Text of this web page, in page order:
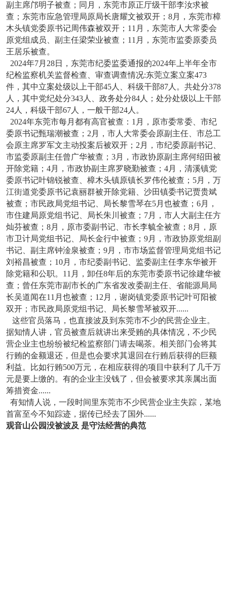
副主席邝明子被查；同月，东莞市原正厅级干部李汝求被
查；东莞市应急管理局原局长唐耀文被双开；8月，东莞市樟
木头镇党委原书记周伟森被双开；11月，东莞市人大常委会
原党组成员、副主任梁荣业被查；11月，东莞市监委原委员
王居乐被查。
2024年7月28日，东莞市纪委监委通报的2024年上半年全市
纪检监察机关监督检查、审查调查情况:东莞立案立案473
件，其中立案处级以上干部45人、科级干部87人。共处分378
人，其中党纪处分343人、政务处分84人；处分处级以上干部
24人，科级干部67人，一般干部24人。
2024年东莞市每月都有高官被查：1月，原市委常委、市纪
委原书记甄瑞潮被查；2月，市人大常委会原副主任、市总工
会原主席罗军文主动投案后被双开；2月，市纪委原副书记、
市监委原副主任曾广华被查；3月，市政协原副主席何绍田被
开除党籍；4月，市政协副主席罗晓勤被查；4月，清溪镇党
委原书记叶锦锐被查、樟木头镇原镇长罗伟伦被查；5月，万
江街道党委原书记袁丽群被开除党籍、沙田镇委书记贾贵斌
被查；市民政局党组书记、局长黎雪琴在5月也被查；6月，
市住建局原党组书记、局长朱川被查；7月，市人大副主任方
灿芬被查；8月，原市委副书记、市长李毓全被查；8月，原
市卫计局党组书记、局长金行中被查；9月，市政协原党组副
书记、副主席钟淦泉被查；9月，市市场监督管理局党组书记
刘裕昌被查；10月，市纪委副书记、监委副主任李东华被开
除党籍和公职。11月，卸任8年后的东莞市委原书记徐建华被
查；曾任东莞市副市长的广东省发改委副主任、省能源局局
长吴道闻在11月也被查；12月，谢岗镇党委原书记叶可阳被
双开；市民政局原党组书记、局长黎雪琴被双开......
这些官员落马，也直接波及到东莞市不少的民营企业主。
据知情人讲，官员被查后就讲出来受贿的具体情况，不少民
营企业主也纷纷被纪检监察部门请去喝茶。相关部门会将其
行贿的金额退还，但是也会要求其退回在行贿后获得的巨额
利益。比如行贿500万元，在相应获得的项目中获利了几千万
元是要上缴的。有的企业主没钱了，但会被要求其亲属出面
筹措资金......
有知情人说，一段时间里东莞市不少民营企业主失踪，某地
首富至今不知踪迹，据传已经去了国外......
观音山公园没被波及 是守法经营的典范